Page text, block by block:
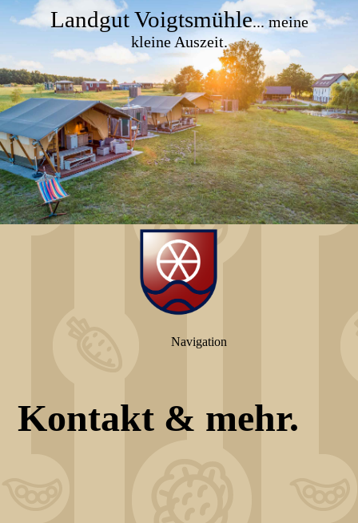
Landgut Voigtsmühle... meine
kleine Auszeit.
Navigation
Kontakt & mehr.